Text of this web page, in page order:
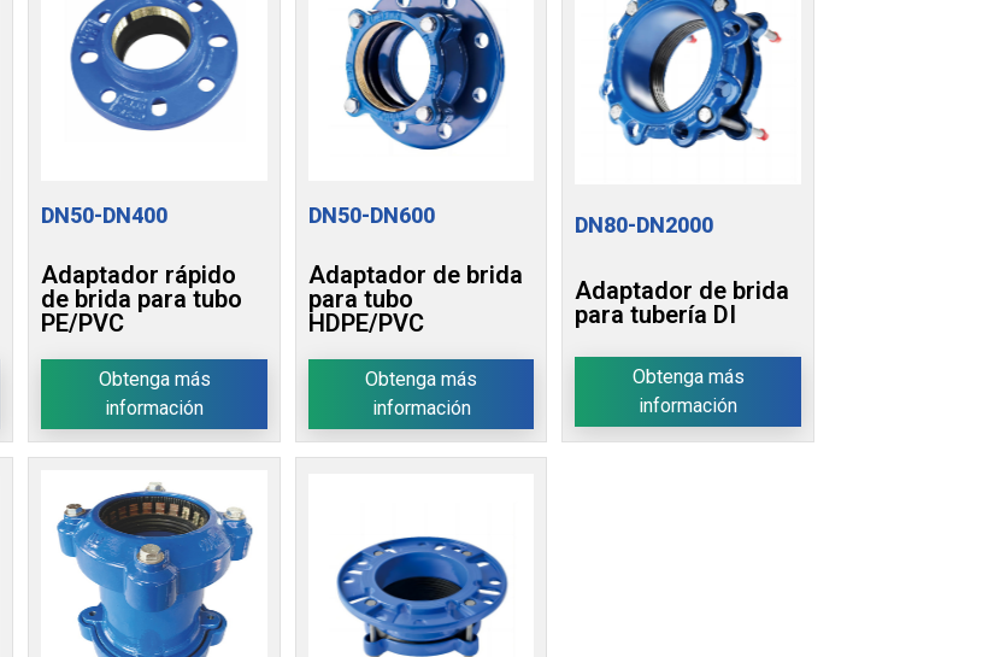
DN50-DN400
Adaptador rápido
de brida para tubo
PE/PVC
Obtenga más
información
DN50-DN600
Adaptador de brida
para tubo
HDPE/PVC
Obtenga más
información
DN80-DN2000
Adaptador de brida
para tubería DI
Obtenga más
información